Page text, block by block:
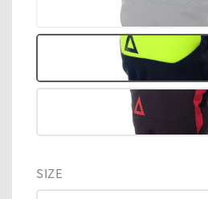
SIZE